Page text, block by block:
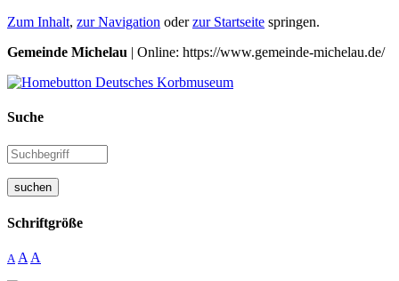
Zum Inhalt, zur Navigation oderzur Startseite springen.
Gemeinde Michelau | Online: https://www.gemeinde-michelau.de/
Suche
suchen
Schriftgröße
A A A